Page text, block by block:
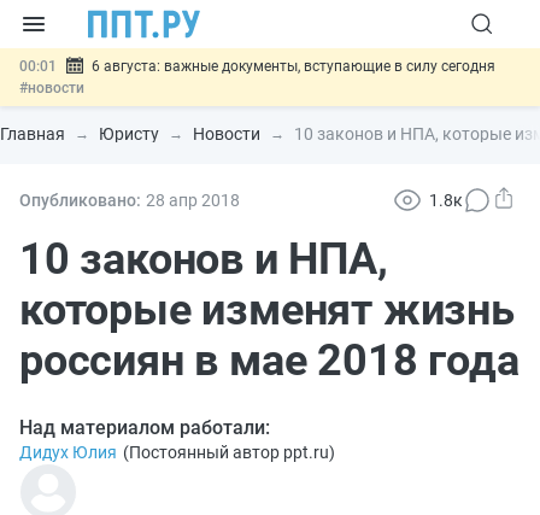
00:01
6 августа: важные документы, вступающие в силу сегодня
#новости
05.08 Обновили сообщения НПФ о договорах НПО и долгосрочных
сбережений#новости
05.08 Систему страхования вкладов распространили на электронные
05.08
Подписан закон об упрощении госзакупок по 44-ФЗ
#новости
Главная Юристу Новости 10 законов и НПА, которые
Опубликовано: 28 апр 2018 1.8к
10 законов и НПА,
которые изменят жизнь
россиян в мае 2018 года
Над материалом работали:
Дидух Юлия (Постоянный автор ppt.ru)